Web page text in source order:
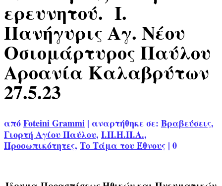
ερευνητού. Ι.
Πανήγυρις Αγ. Νέου
Οσιομάρτυρος Παύλου
Αροανία Καλαβρύτων
27.5.23
απόFoteini Grammi | αναρτήθηκε σε: Βραβεύσεις,
Γιορτή Αγίου Παύλου, Ι.Π.Η.Π.Α.,
Προσωπικότητες, Το Τάμα του Έθνους | 0